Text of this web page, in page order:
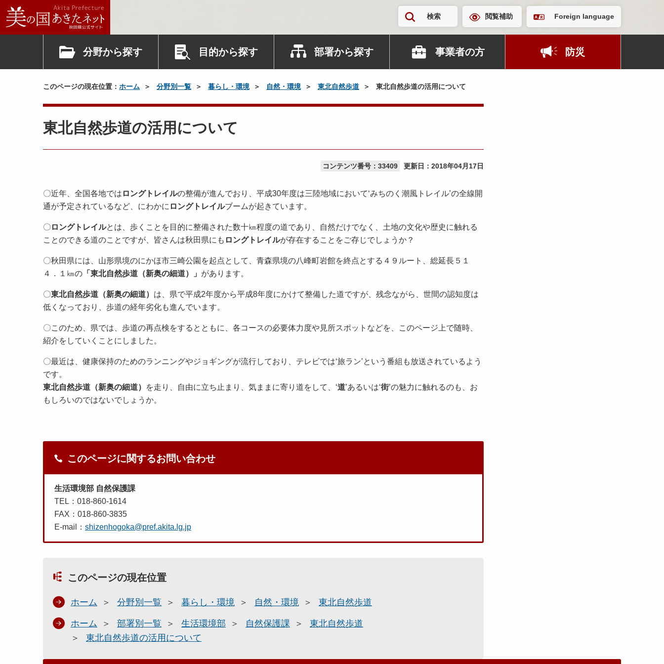
検索 閲覧補助 Foreign language
分野から探す 目的から探す 部署から探す 事業者の方 防災
このページの現在位置： ホーム 分野別一覧 暮らし・環境 自然・環境 東北自然歩道 東北自然歩道の活用について
東北自然歩道の活用について
コンテンツ番号：33409 更新日： 2018年04月17日
〇近年、全国各地では ロングトレイルの整備が進んでおり、平成30年度は三陸地域において‘みちのく潮風トレイル’の全線開
通が予定されているなど、にわかに ロングトレイルブームが起きています。
〇 ロングトレイルとは、歩くことを目的に整備された数十㎞程度の道であり、自然だけでなく、土地の文化や歴史に触れる
ことのできる道のことですが、皆さんは秋田県にも ロングトレイルが存在することをご存じでしょうか？
〇秋田県には、山形県境のにかほ市三崎公園を起点として、青森県境の八峰町岩館を終点とする４９ルート、総延長５１
４．１㎞の 「東北自然歩道（新奥の細道）」 があります。
〇東北自然歩道（新奥の細道） は、県で平成2年度から平成8年度にかけて整備した道ですが、残念ながら、世間の認知度は
低くなっており、歩道の経年劣化も進んでいます。
〇このため、県では、歩道の再点検をするとともに、各コースの必要体力度や見所スポットなどを、このページ上で随時、
紹介をしていくことにしました。
〇最近は、健康保持のためのランニングやジョギングが流行しており、テレビでは‘旅ラン’という番組も放送されているよう
です。
東北自然歩道（新奥の細道）
を走り、自由に立ち止まり、気ままに寄り道をして、‘道’あるいは‘街’の魅力に触れるのも、お
もしろいのではないでしょうか。
このページに関するお問い合わせ
生活環境部 自然保護課
TEL：018-860-1614
FAX：018-860-3835
E-mail： shizenhogoka@pref.akita.lg.jp
このページの現在位置
ホーム 分野別一覧 暮らし・環境 自然・環境 東北自然歩道
ホーム 部署別一覧 生活環境部 自然保護課
東北自然歩道
東北自然歩道の活用について